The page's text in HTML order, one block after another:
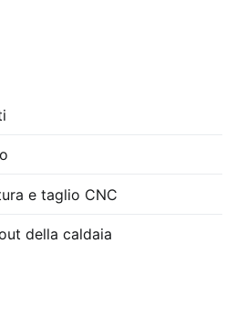
e taglio CNC
della caldaia